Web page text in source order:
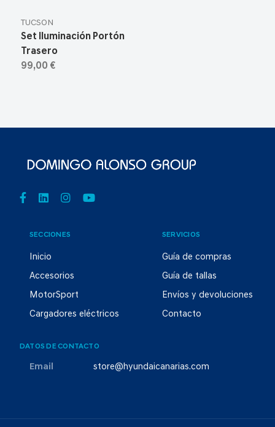
TUCSON
Set Iluminación Portón
Trasero
99,00 €
SECCIONES
Inicio
Accesorios
MotorSport
Cargadores eléctricos
SERVICIOS
Guía de compras
Guía de tallas
Envíos y devoluciones
Contacto
DATOS DE CONTACTO
Email store@hyundaicanarias.com